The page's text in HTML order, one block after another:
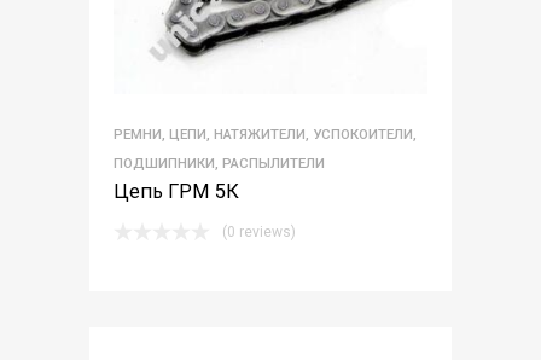
РЕМНИ, ЦЕПИ, НАТЯЖИТЕЛИ, УСПОКОИТЕЛИ,
ПОДШИПНИКИ, РАСПЫЛИТЕЛИ
Цепь ГРМ 5К
(0 reviews)